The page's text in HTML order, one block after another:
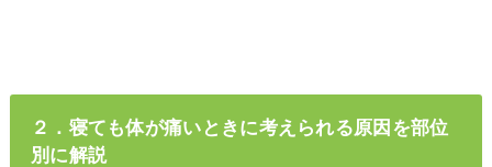
２．寝ても体が痛いときに考えられる原因を部位
別に解説